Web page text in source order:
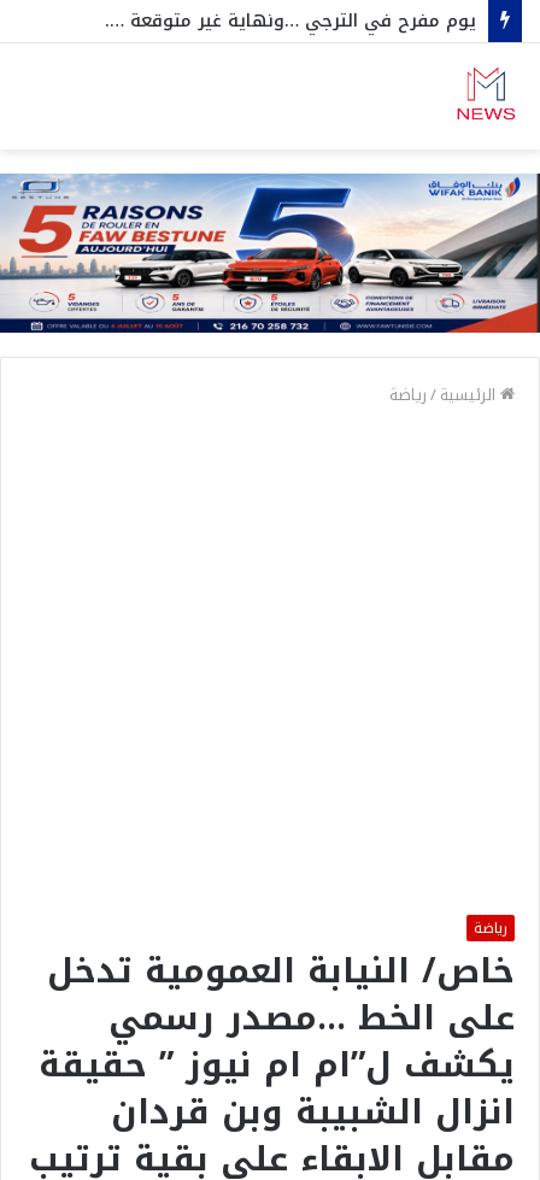
يوم مفرح في الترجي …ونهاية غير متوقعة ….
الرئيسية/رياضة
رياضة
خاص/ النيابة العمومية تدخل
على الخط …مصدر رسمي
يكشف ل”ام ام نيوز ” حقيقة
انزال الشبيبة وبن قردان
مقابل الابقاء على بقية ترتيب